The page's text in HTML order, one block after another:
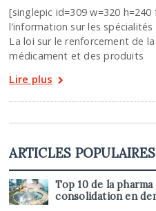
[singlepic id=309 w=320
l’information sur les
La loi sur le renforcement de
médicament et des produits
Lire plus
ARTICLES POPULAIRES
Top 10 de la
consolidation en